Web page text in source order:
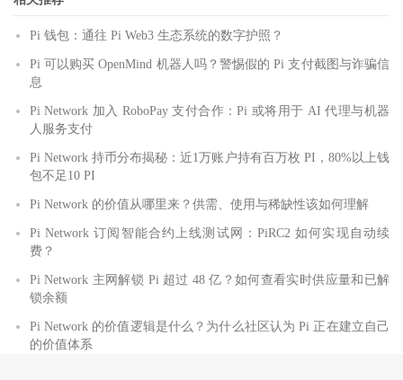
Pi 钱包：通往 Pi Web3 生态系统的数字护照？
Pi 可以购买 OpenMind 机器人吗？警惕假的 Pi 支付截图与诈骗信
息
Pi Network 加入 RoboPay 支付合作：Pi 或将用于 AI 代理与机器
人服务支付
Pi Network 持币分布揭秘：近1万账户持有百万枚 PI，80%以上钱
包不足10 PI
Pi Network 的价值从哪里来？供需、使用与稀缺性该如何理解
Pi Network 订阅智能合约上线测试网：PiRC2 如何实现自动续
费？
Pi Network 主网解锁 Pi 超过 48 亿？如何查看实时供应量和已解
锁余额
Pi Network 的价值逻辑是什么？为什么社区认为 Pi 正在建立自己
的价值体系